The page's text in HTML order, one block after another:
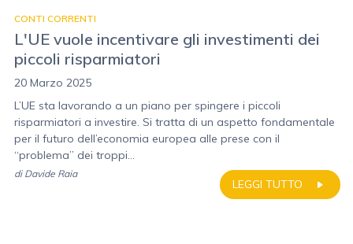
CONTI CORRENTI
L'UE vuole incentivare gli investimenti dei
piccoli risparmiatori
20 Marzo 2025
L’UE sta lavorando a un piano per spingere i piccoli
risparmiatori a investire. Si tratta di un aspetto fondamentale
per il futuro dell’economia europea alle prese con il
“problema” dei troppi...
LEGGI TUTTO
di Davide Raia